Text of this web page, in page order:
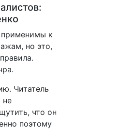
к
но это,
Читатель
не
что он
поэтому